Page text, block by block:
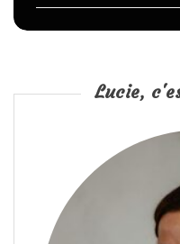
Lucie,